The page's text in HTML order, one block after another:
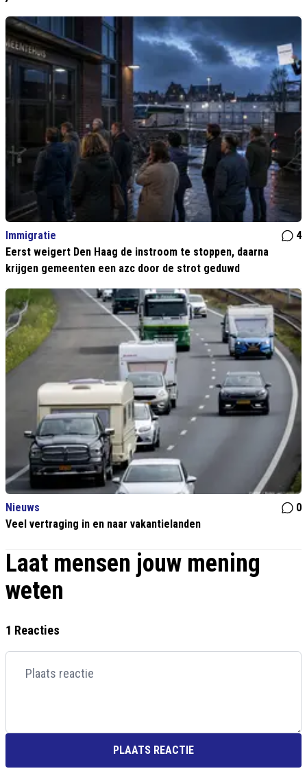
Immigratie
4
Eerst weigert Den Haag de instroom te stoppen, daarna
krijgen gemeenten een azc door de strot geduwd
Nieuws
0
Veel vertraging in en naar vakantielanden
Laat mensen jouw mening
weten
1 Reacties
PLAATS REACTIE